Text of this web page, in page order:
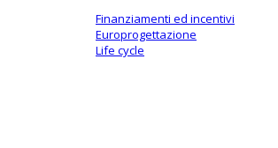
Finanziamenti ed incentivi
Europrogettazione
Life cycle